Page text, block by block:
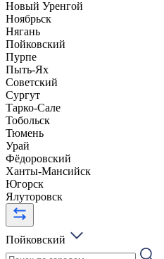
Новый Уренгой
Ноябрьск
Нягань
Пойковский
Пурпе
Пыть-Ях
Советский
Сургут
Тарко-Сале
Тобольск
Тюмень
Урай
Фёдоровский
Ханты-Мансийск
Югорск
Ялуторовск
Пойковский